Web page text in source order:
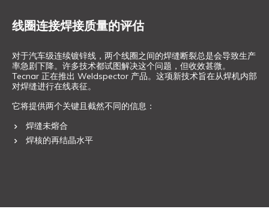
线圈连接焊接质量的评估
对于汽车级连续镀锌线，两个线圈之间的焊缝断裂总是会导致生产
率急剧下降。许多技术都试图解决这个问题，但收效甚微。
Tecnar 正在推出 Weldspector 产品。这项新技术旨在从焊机内部
对焊缝进行在线表征。
它将提供两个关键且截然不同的信息：
焊缝未熔合
焊核的再结晶水平